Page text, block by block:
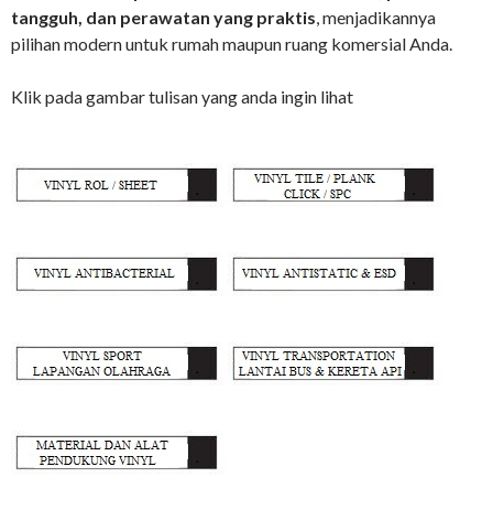
tangguh, dan perawatan yang praktis, menjadikannya
pilihan modern untuk rumah maupun ruang komersial Anda.
Klik pada gambar tulisan yang anda ingin lihat